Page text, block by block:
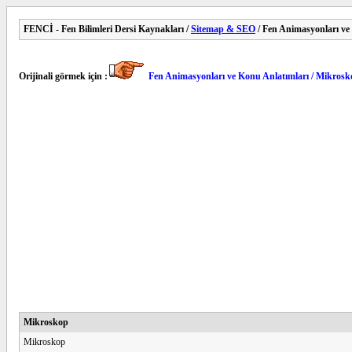
FENCİ - Fen Bilimleri Dersi Kaynakları /Sitemap & SEO / Fen Animasyonları
Orijinali görmek için : Fen Animasyonları ve Konu Anlatımları /
Mikroskop
Mikroskop